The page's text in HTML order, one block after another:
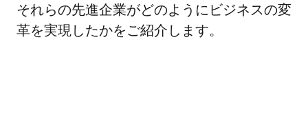
それらの先進企業がどのようにビジネスの変
革を実現したかをご紹介します。